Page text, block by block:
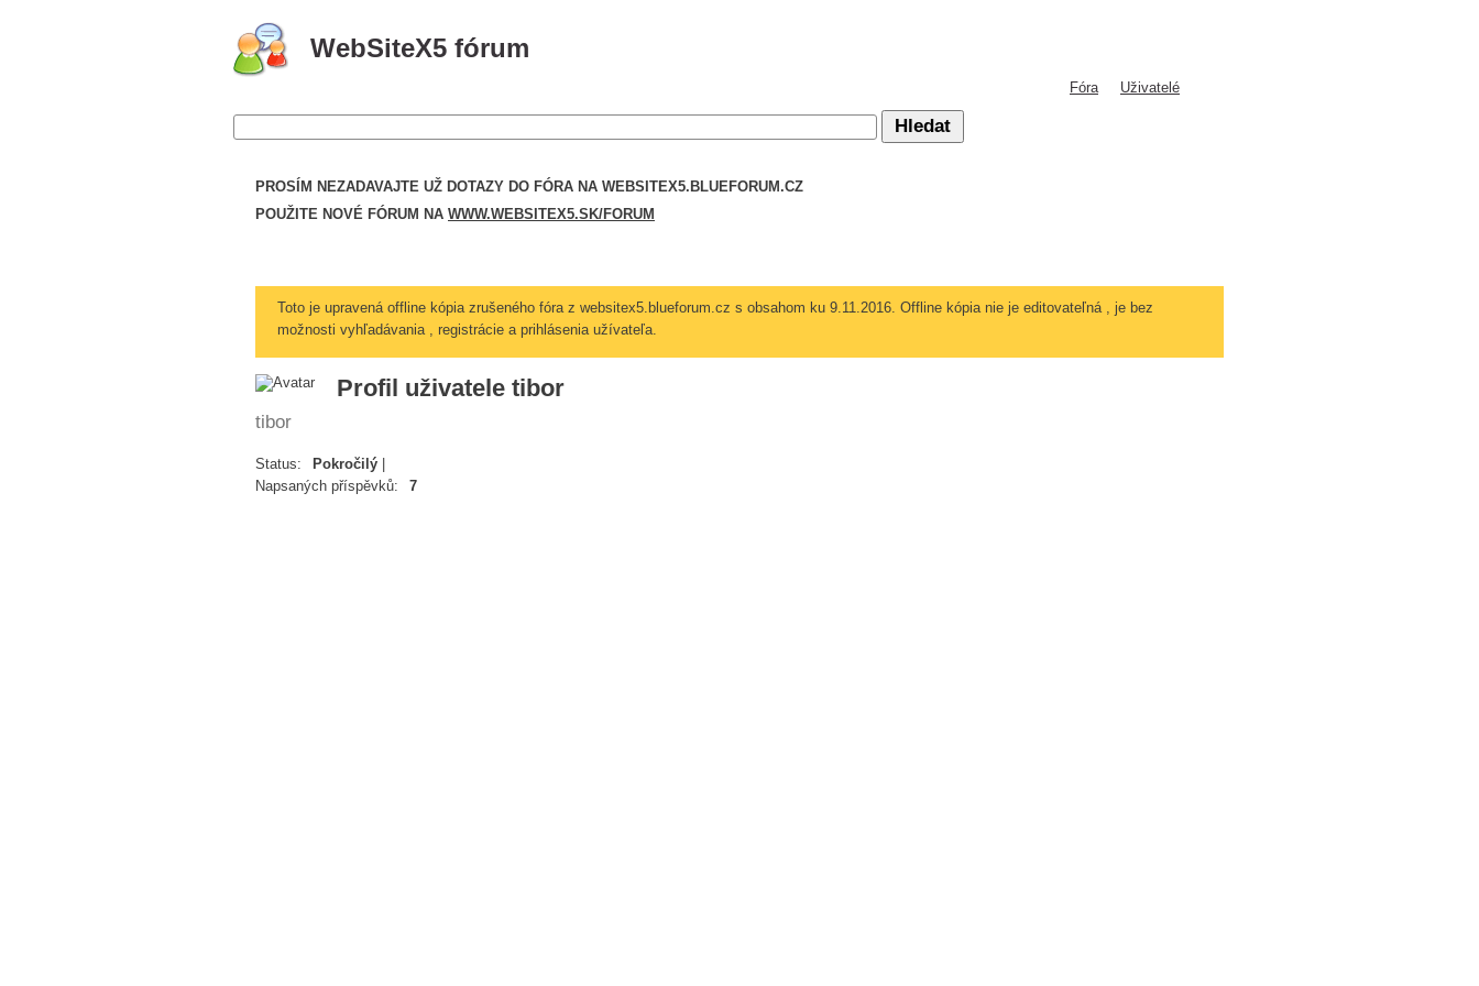
Fóra Uživatelé
WebSiteX5 fórum
PROSÍM NEZADAVAJTE UŽ DOTAZY DO FÓRA NA WEBSITEX5.BLU­EFORUM.CZ
POUŽITE NOVÉ FÓRUM NA WWW.WEBSITEX5­.SK/FORUM
Toto je upravená offline kópia zrušeného fóra z websitex5.blueforum.cz s obsahom ku 9.11.2016. Offline kópia nie je editovateľná , je bez
možnosti vyhľadávania , registrácie a prihlásenia užívateľa.
Profil uživatele tibor
tibor
Status: Pokročilý
Napsaných příspěvků:
7